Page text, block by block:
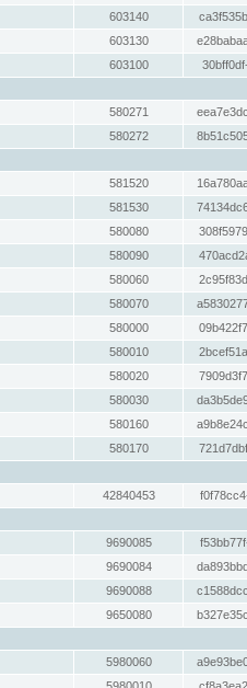
603140
603130
603100
580271
580272
581520
581530
580080
580090
580060
580070
580000
580010
580020
580030
580160
580170
42840453
9690085
9690084
9690088
9650080
5980060